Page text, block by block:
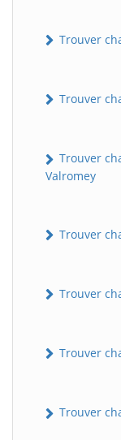
Trouver
Trouver
Trouver
Valromey
Trouver
Trouver
Trouver
Trouver